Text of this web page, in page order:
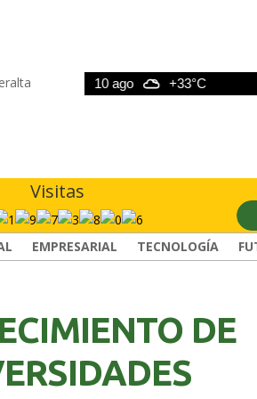
10 ago +33°C 11
Visitas
EMPRESARIAL TECNOLOGÍA
DE